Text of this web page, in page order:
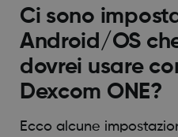
Ci sono
Android/OS
dovrei usare
Dexcom ONE?
Ecco alcune